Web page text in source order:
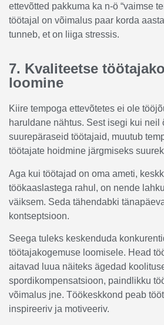
ettevõtted pakkuma ka n-ö “vaimse
töötajal on võimalus paar korda
tunneb, et on liiga stressis.
7. Kvaliteetse
loomine
Kiire tempoga ettevõtetes ei ole
haruldane nähtus. Sest isegi kui neil
suurepäraseid töötajaid, muutub
töötajate hoidmine järgmiseks
Aga kui töötajad on oma ameti,
töökaaslastega rahul, on nende
väiksem. Seda tähendabki
kontseptsioon.
Seega tuleks keskenduda
töötajakogemuse loomisele. Head
aitavad luua näiteks ägedad
spordikompensatsioon, paindlikku
võimalus jne. Töökeskkond peab
inspireeriv ja motiveeriv.